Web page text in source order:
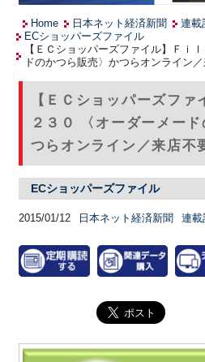
Home 日本ネット経済新聞
連載
ECショッパーズファイル
【ＥＣショッパーズファイル】Ｆｉ
ドのかつら販売〉かつらオンライン
【ＥＣショッパーズファ
２３０ 〈オーダーメー
つらオンライン／来店不
ECショッパーズファイル
2015/01/12 日本ネット経済新聞 連載